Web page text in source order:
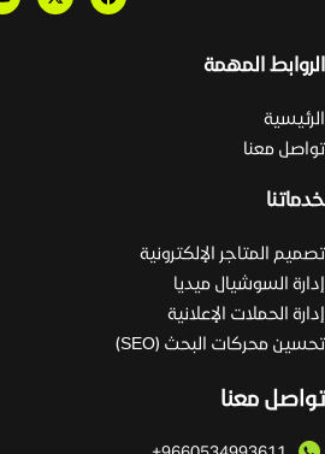
الروابط المهمة
الرئيسية
تواصل معنا
خدماتنا
تصميم المتاجر الإلكترونية
إدارة السوشيال ميديا
إدارة الحملات الإعلانية
تحسين محركات البحث (SEO)
تواصل معنا